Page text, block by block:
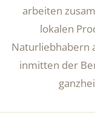
arbeiten
lokalen
Naturliebhabern
inmitten der